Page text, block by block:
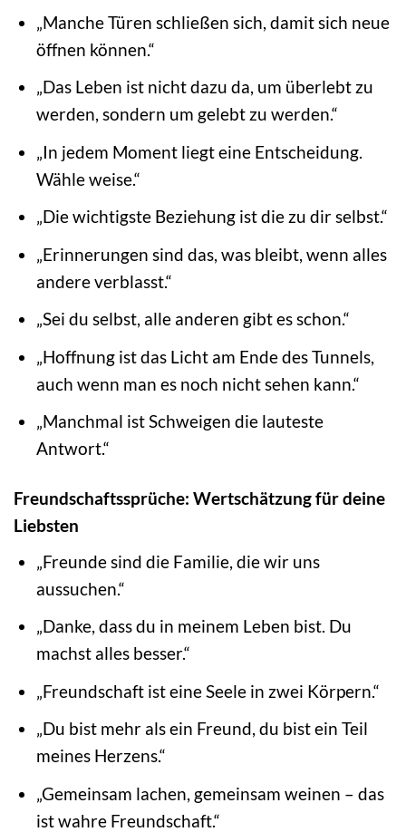
„Manche Türen schließen sich, damit sich neue
öffnen können.“
„Das Leben ist nicht dazu da, um überlebt zu
werden, sondern um gelebt zu werden.“
„In jedem Moment liegt eine Entscheidung.
Wähle weise.“
„Die wichtigste Beziehung ist die zu dir selbst.“
„Erinnerungen sind das, was bleibt, wenn alles
andere verblasst.“
„Sei du selbst, alle anderen gibt es schon.“
„Hoffnung ist das Licht am Ende des Tunnels,
auch wenn man es noch nicht sehen kann.“
„Manchmal ist Schweigen die lauteste
Antwort.“
Freundschaftssprüche: Wertschätzung für deine
Liebsten
„Freunde sind die Familie, die wir uns
aussuchen.“
„Danke, dass du in meinem Leben bist. Du
machst alles besser.“
„Freundschaft ist eine Seele in zwei Körpern.“
„Du bist mehr als ein Freund, du bist ein Teil
meines Herzens.“
„Gemeinsam lachen, gemeinsam weinen – das
ist wahre Freundschaft.“